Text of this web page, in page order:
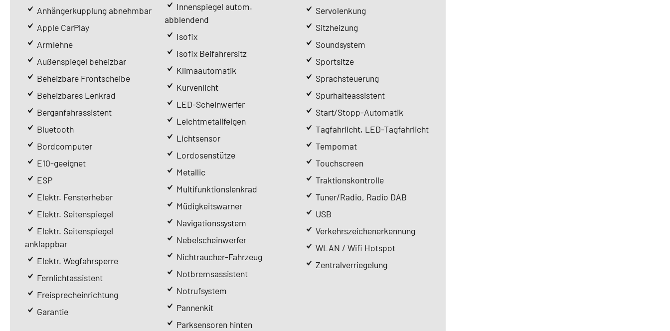
Anhängerkupplung abnehmbar
Apple CarPlay
Armlehne
Außenspiegel beheizbar
Beheizbare Frontscheibe
Beheizbares Lenkrad
Berganfahrassistent
Bluetooth
Bordcomputer
E10-geeignet
ESP
Elektr. Fensterheber
Elektr. Seitenspiegel
Elektr. Seitenspiegel
anklappbar
Elektr. Wegfahrsperre
Fernlichtassistent
Freisprecheinrichtung
Garantie
Innenspiegel autom.
abblendend
Isofix
Isofix Beifahrersitz
Klimaautomatik
Kurvenlicht
LED-Scheinwerfer
Leichtmetallfelgen
Lichtsensor
Lordosenstütze
Metallic
Multifunktionslenkrad
Müdigkeitswarner
Navigationssystem
Nebelscheinwerfer
Nichtraucher-Fahrzeug
Notbremsassistent
Notrufsystem
Pannenkit
Parksensoren hinten
Servolenkung
Sitzheizung
Soundsystem
Sportsitze
Sprachsteuerung
Spurhalteassistent
Start/Stopp-Automatik
Tagfahrlicht, LED-Tagfahrlicht
Tempomat
Touchscreen
Traktionskontrolle
Tuner/Radio, Radio DAB
USB
Verkehrszeichenerkennung
WLAN / Wifi Hotspot
Zentralverriegelung